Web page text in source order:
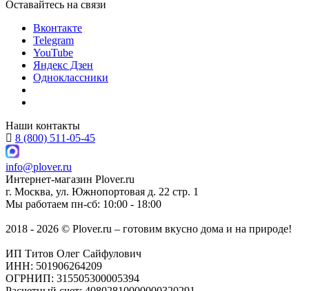
Оставайтесь на связи
Вконтакте
Telegram
YouTube
Яндекс Дзен
Одноклассники
Наши контакты
8 (800) 511-05-45
info@plover.ru
Интернет-магазин Plover.ru
г. Москва, ул. Южнопортовая д. 22 стр. 1
Мы работаем пн-сб: 10:00 - 18:00
2018 - 2026 © Plover.ru – готовим вкусно дома и на природе!
ИП Титов Олег Сайфулович
ИНН: 501906264209
ОГРНИП: 315505300005394